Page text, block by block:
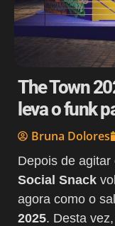
The Town
leva o funk
Bruna Dolores
Depois de
Social Snack
agora como o
2025. Desta